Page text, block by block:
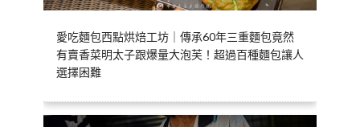
愛吃麵包西點烘焙工坊｜傳承60年三重麵包竟然
有賣香菜明太子跟爆量大泡芙！超過百種麵包讓人
選擇困難